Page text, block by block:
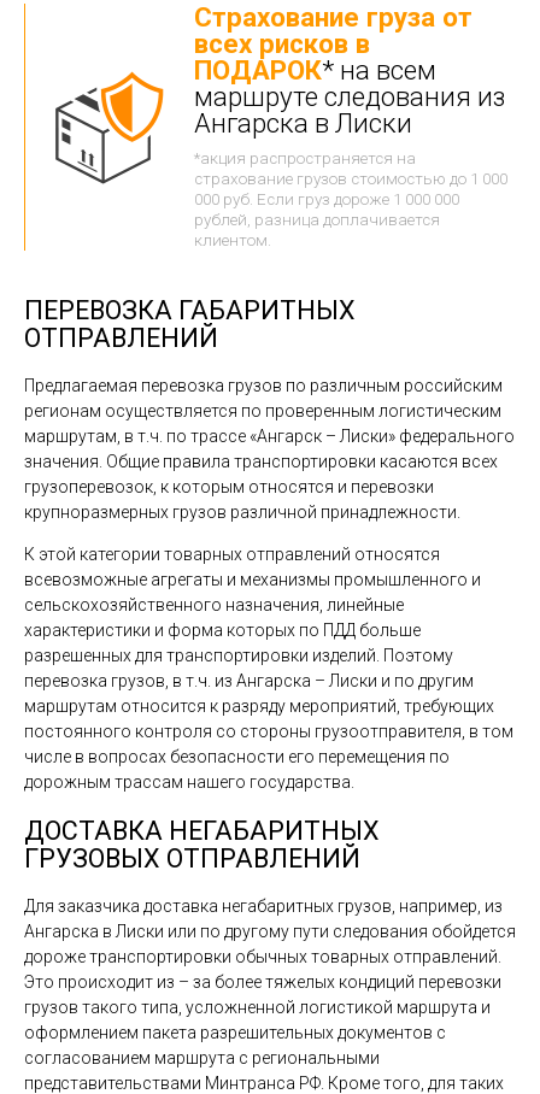
Страхование груза от
всех рисков в
ПОДАРОК* на всем
маршруте следования из
Ангарска в Лиски
*акция распространяется на
страхование грузов стоимостью до 1 000
000 руб. Если груз дороже 1 000 000
рублей, разница доплачивается
клиентом.
ПЕРЕВОЗКА ГАБАРИТНЫХ
ОТПРАВЛЕНИЙ
Предлагаемая перевозка грузов по различным российским
регионам осуществляется по проверенным логистическим
маршрутам, в т.ч. по трассе «Ангарск – Лиски» федерального
значения. Общие правила транспортировки касаются всех
грузоперевозок, к которым относятся и перевозки
крупноразмерных грузов различной принадлежности.
К этой категории товарных отправлений относятся
всевозможные агрегаты и механизмы промышленного и
сельскохозяйственного назначения, линейные
характеристики и форма которых по ПДД больше
разрешенных для транспортировки изделий. Поэтому
перевозка грузов, в т.ч. из Ангарска – Лиски и по другим
маршрутам относится к разряду мероприятий, требующих
постоянного контроля со стороны грузоотправителя, в том
числе в вопросах безопасности его перемещения по
дорожным трассам нашего государства.
ДОСТАВКА НЕГАБАРИТНЫХ
ГРУЗОВЫХ ОТПРАВЛЕНИЙ
Для заказчика доставка негабаритных грузов, например, из
Ангарска в Лиски или по другому пути следования обойдется
дороже транспортировки обычных товарных отправлений.
Это происходит из – за более тяжелых кондиций перевозки
грузов такого типа, усложненной логистикой маршрута и
оформлением пакета разрешительных документов с
согласованием маршрута с региональными
представительствами Минтранса РФ. Кроме того, для таких